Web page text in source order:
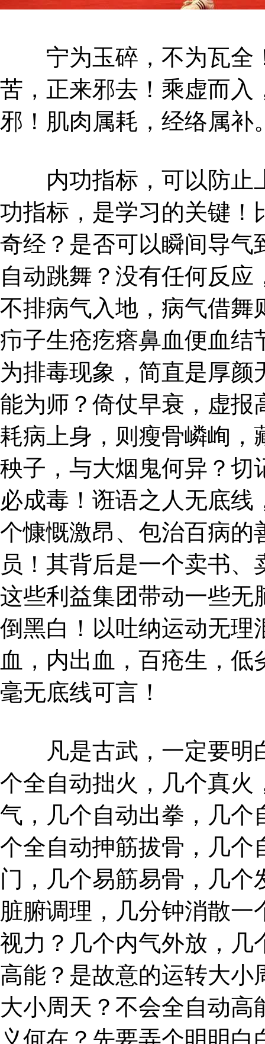
宁为玉碎，不为瓦全
苦，正来邪去！乘虚而入
邪！肌肉属耗，经络属补
内功指标，可以防止
功指标，是学习的关键！
奇经？是否可以瞬间导气
自动跳舞？没有任何反
不排病气入地，病气借舞
疖子生疮疙瘩鼻血便血结
为排毒现象，简直是厚
能为师？倚仗早衰，虚报
耗病上身，则瘦骨嶙峋，
秧子，与大烟鬼何异？切
必成毒！诳语之人无底
个慷慨激昂、包治百病的
员！其背后是一个卖书
这些利益集团带动一些无
倒黑白！以吐纳运动无理
血，内出血，百疮生，
毫无底线可言！
凡是古武，一定要明
个全自动拙火，几个真火
气，几个自动出拳，几个
个全自动抻筋拔骨，几个
门，几个易筋易骨，几
脏腑调理，几分钟消散
视力？几个内气外放，几
高能？是故意的运转大小
大小周天？不会全自动
义何在？先要弄个明明